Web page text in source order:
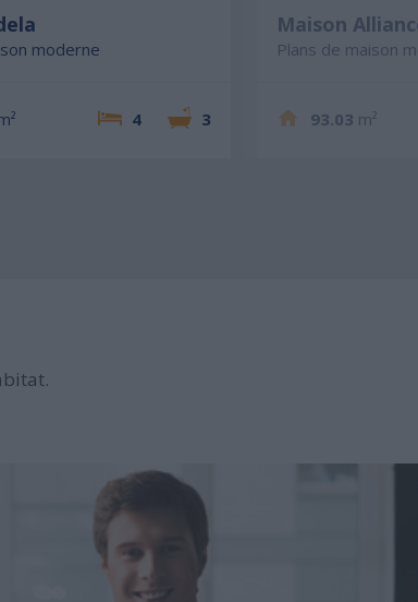
moderne
4 3
Maison
Plans de maison
93.03 m²